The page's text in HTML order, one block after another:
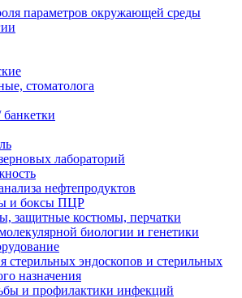
параметров окружающей среды
стоматолога
лабораторий
нефтепродуктов
и боксы ПЦР
защитные костюмы, перчатки
биологии и генетики
эндоскопов и стерильных
назначения
и профилактики инфекций